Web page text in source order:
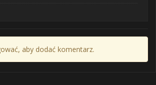
aby dodać komentarz.